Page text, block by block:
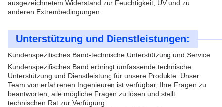
ausgezeichnetem Widerstand zur Feuchtigkeit, UV und zu
anderen Extrembedingungen.
Unterstützung und Dienstleistungen:
Kundenspezifisches Band-technische Unterstützung und Service
Kundenspezifisches Band erbringt umfassende technische
Unterstützung und Dienstleistung für unsere Produkte. Unser
Team von erfahrenen Ingenieuren ist verfügbar, Ihre Fragen zu
beantworten, alle mögliche Fragen zu lösen und stellt
technischen Rat zur Verfügung.